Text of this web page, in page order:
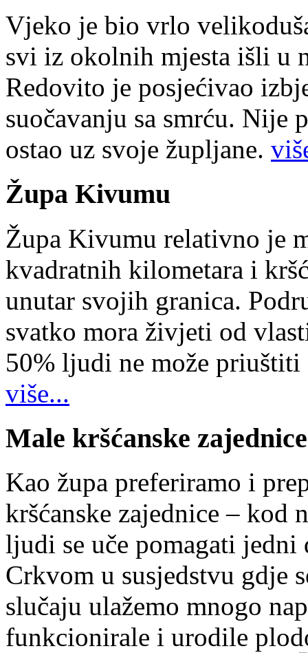
Vjeko je bio vrlo
svi iz okolnih mjesta išli u
Redovito je posjećivao
suočavanju sa smrću. Nije
ostao uz svoje župljane.
Župa Kivumu
Župa Kivumu relativno je
kvadratnih kilometara i
unutar svojih granica.
svatko mora živjeti od
50% ljudi ne može
više...
Male kršćanske zajednice
Kao župa preferiramo i
kršćanske zajednice – kod
ljudi se uče pomagati
Crkvom u susjedstvu gdje
slučaju ulažemo mnogo
funkcionirale i urodile